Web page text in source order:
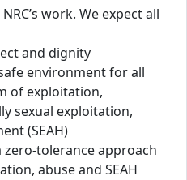
work. We expect all
and dignity
environment for all
of exploitation,
sexual exploitation,
(SEAH)
zero-tolerance approach
abuse and SEAH